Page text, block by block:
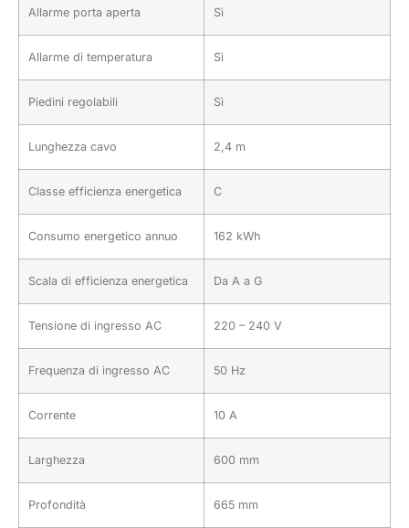
Allarme porta aperta Sì
Allarme di temperatura Sì
Piedini regolabili Sì
Lunghezza cavo 2,4 m
Classe efficienza energetica C
Consumo energetico annuo 162 kWh
Scala di efficienza energetica Da A a G
Tensione di ingresso AC 220 – 240 V
Frequenza di ingresso AC 50 Hz
Corrente 10 A
Larghezza 600 mm
Profondità 665 mm